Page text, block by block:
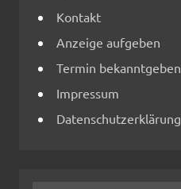
Kontakt
Anzeige aufgeben
Termin bekanntgeben
Impressum
Datenschutzerklärung